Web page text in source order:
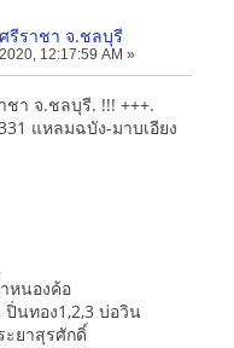
รีราชา จ.ชลบุรี
12:17:59 AM »
ชา จ.ชลบุรี. !!! +++.
แหลมฉบัง-มาบเอียง
หนองค้อ
นทอง1,2,3 บ่อวิน
ะยาสุรศักดิ์